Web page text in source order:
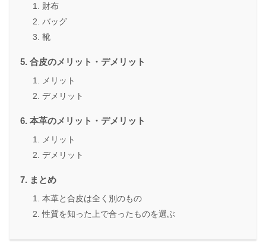
財布
バッグ
靴
合皮のメリット・デメリット
メリット
デメリット
本革のメリット・デメリット
メリット
デメリット
まとめ
本革と合皮は全く別のもの
性質を知った上で合ったものを選ぶ